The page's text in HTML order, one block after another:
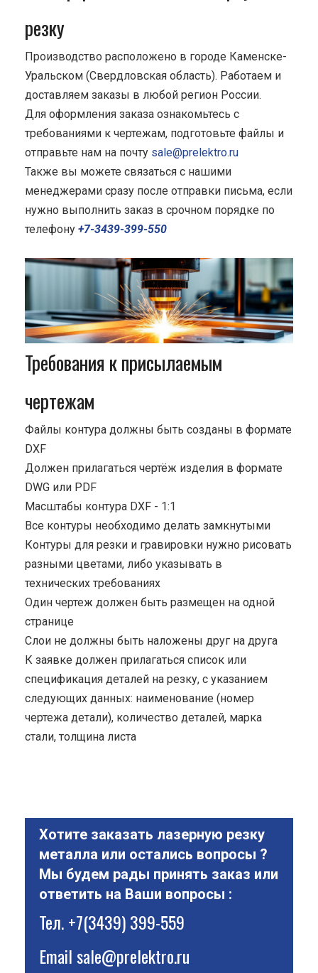
резку
Производство расположено в городе Каменске-
Уральском (Свердловская область). Работаем и
доставляем заказы в любой регион России.
Для оформления заказа ознакомьтесь с
требованиями к чертежам, подготовьте файлы и
отправьте нам на почту sale@prelektro.ru
Также вы можете связаться с нашими
менеджерами сразу после отправки письма, если
нужно выполнить заказ в срочном порядке по
телефону +7-3439-399-550
Требования к присылаемым
чертежам
Файлы контура должны быть созданы в формате
DXF
Должен прилагаться чертёж изделия в формате
DWG или PDF
Масштабы контура DXF - 1:1
Все контуры необходимо делать замкнутыми
Контуры для резки и гравировки нужно рисовать
разными цветами, либо указывать в
технических требованиях
Один чертеж должен быть размещен на одной
странице
Cлои не должны быть наложены друг на друга
К заявке должен прилагаться список или
спецификация деталей на резку, с указанием
следующих данных: наименование (номер
чертежа детали), количество деталей, марка
стали, толщина листа
Хотите заказать лазерную резку
металла или остались вопросы ?
Мы будем рады принять заказ или
ответить на Ваши вопросы :
Тел.+7(3439) 399-559
Emailsale@prelektro.ru